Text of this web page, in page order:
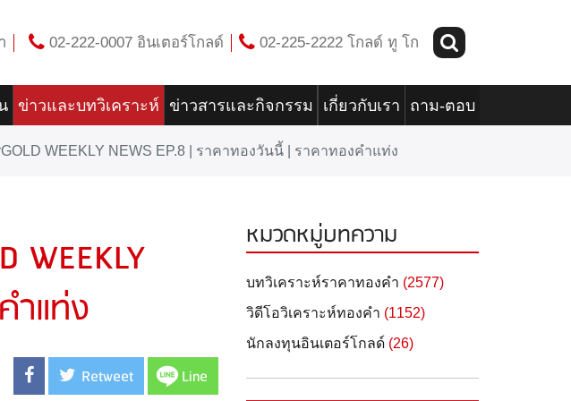
02-222-0007 อินเตอร์โกลด์ 02-225-2222 โกลด์ ทู โก
ข่าวและบทวิเคราะห์ ข่าวสารและกิจกรรม เกี่ยวกับเรา ถาม-ตอบ
WEEKLY NEWS EP.8 | ราคาทองวันนี้ | ราคาทองคำแท่ง
WEEKLY
ำแท่ง
Retweet Line
หมวดหมู่บทความ
บทวิเคราะห์ราคาทองคำ (2577)
วิดีโอวิเคราะห์ทองคำ (1152)
นักลงทุนอินเตอร์โกลด์ (26)